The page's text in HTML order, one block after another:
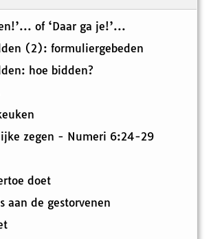
of ‘Daar ga je!’...
(2): formuliergebeden
hoe bidden?
zegen - Numeri 6:24-29
doet
aan de gestorvenen